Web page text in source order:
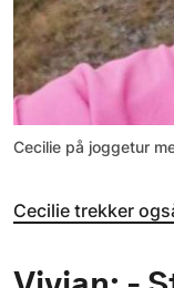
Cecilie på joggetur
Cecilie trekker